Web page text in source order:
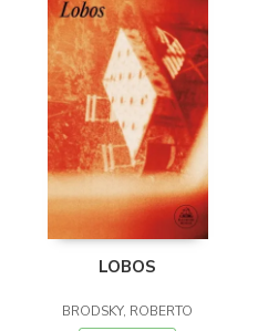
LOBOS
BRODSKY, ROBERTO